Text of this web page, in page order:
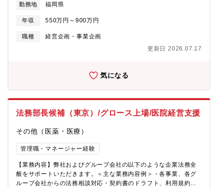
ームとしてソリューションやサービスを提供し、対価を受領する
事をビジネスモデルとしています。■核酸医薬品は、これまで有効
が、疾患部へのデリバリーの困難性、副作用、投与後の血中安定
性等の課題が認識されております。当社の『ヘテロ核酸技術』は
企業として注目を集めています。■既に武田薬品工業株式会社など
研究開発機構（AMED）の令和7年度「次世代治療・診断実現のた
めの創薬基盤技術開発事業」に採択され、東京科学大学、東京大
学大学院、神戸大学大学院と共同で研究開発に取り組んでいま
ンドの提供から、GLP試験用原薬の製造および供給体制の構築ま
す。■東京本社は、大手町にあるベンチャーインキュベーションに
あり、非常に綺麗なオフィスで仕事の望める環境にあります。■当
社は2019年11月に株式会社日本触媒の子会社となり、一層、基盤
が安定しました。一方で、ベンチャーマインドもあり、両方を持
ち合わせた魅力的な環境です。
メントと密接に連携の上、ディールを進めていきます。・事業デ
ューディリジェンスの実施：対象会社が属する業界の評価、対象
会社の競争優位性の評価、事業性・将来性の評価をチーム内で担
います。■グループ会社の経営支援（統計業務）※15%・国内グル
する提案を行うとともに、ハンズオンで改善活動に従事します。■
国等）の管理業務・海外投資先法人のモニタリング。業績のレビ
ューや機関決定への対応のほか、現地に出張して取締役会等の会
議体への参加を行います。【仕事のやりがい、難しさ】今回の募
集ポジションでは、M&Aにおけるデューデリジェンスのほか、グ
ループ法人における社内・グループ会社向けコンサルティング業
務などに対応いただきます。会社方針のとして、M&Aにおいては
バリューアップして売却するのではなく、半永久的にグループと
して事業を展開し続けることで、イグジット(会社売却)する考え方
ではありません。グループ化した企業には１～2年といった短期間
ではなく、中長期的にじっくり取り組んでもらう考え方です。業
務も単なる集計屋にとどまるのではなく、会計・税務・監査の知
識をベースに様々な業務にチャレンジできる環境です。【ポジシ
ョンの魅力】・グループ総売上約8,440億円、グループ従業員数約
勤務地 福岡県
年収 550万円～900万円
職種
経営企画・事業企画
更新日 2026.07.17
気になる
法務部長候補（東京）/グロース上場/医院経営支援
その他（医薬・医療）
管理職・マネージャー経験
【業務内容】弊社およびグループ会社の以下のような企業法務全
般をサポートいただきます。＜主な業務内容例＞・各事業、各グ
ループ会社からの法務相談対応・契約書のドラフト、利用規約の